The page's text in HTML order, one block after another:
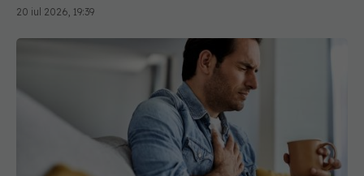
20 iul 2026, 19:39